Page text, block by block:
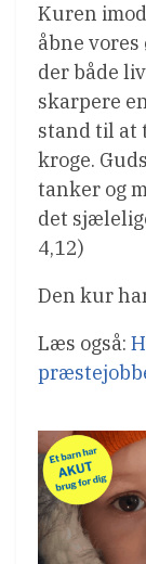
Kuren
åbne
der både
skarpere
stand til at
kroge.
tanker og
det
4,12)
Den kur
Læs også: